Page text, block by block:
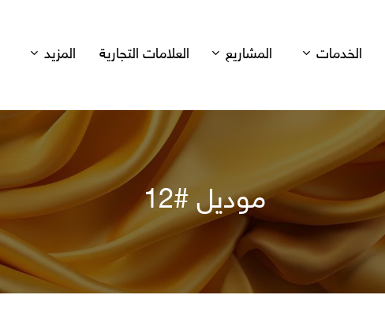
الخدمات المشاريع العلامات التجارية المزيد
موديل #12